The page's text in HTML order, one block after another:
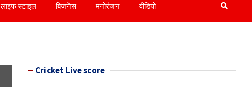
लाइफ स्टाइल बिजनेस मनोरंजन वीडियो
Cricket Live score